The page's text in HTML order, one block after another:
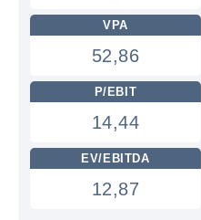
VPA
52,86
P/EBIT
14,44
EV/EBITDA
12,87